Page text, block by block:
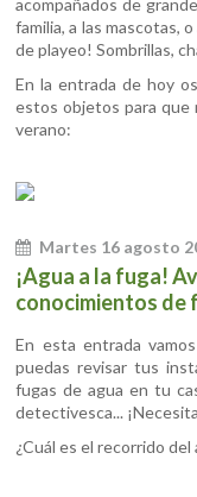
familia, a las mascotas,
de playeo! Sombrillas,
En la entrada de hoy
estos objetos para que
verano:
Martes 16 agosto
¡Agua a la fuga!
conocimientos de
En esta entrada
puedas revisar tus
fugas de agua en tu
detectivesca...
¿Cuál es el recorrido